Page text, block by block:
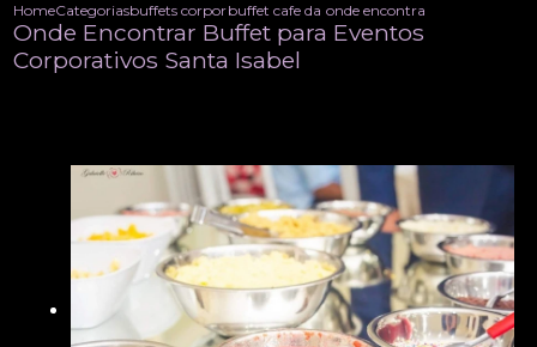
HomeCategoriasbuffets corporativobuffet cafe da manha corporativo
onde encontrar buffet para
Onde Encontrar Buffet para Eventos
Corporativos Santa Isabel